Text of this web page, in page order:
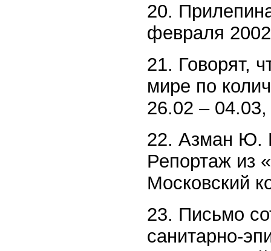
20.
февраля
21. Говорят,
мире по
26.02 –
22. Азман Ю.
Репортаж из
Московский
23. Письмо
санитарно-